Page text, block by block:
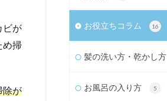
ビが
め掃
除が
お役立ちコラム 16
髪の洗い方・乾かし方
お風呂の入り方 5